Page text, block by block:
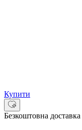
Купити
Безкоштовна доставка